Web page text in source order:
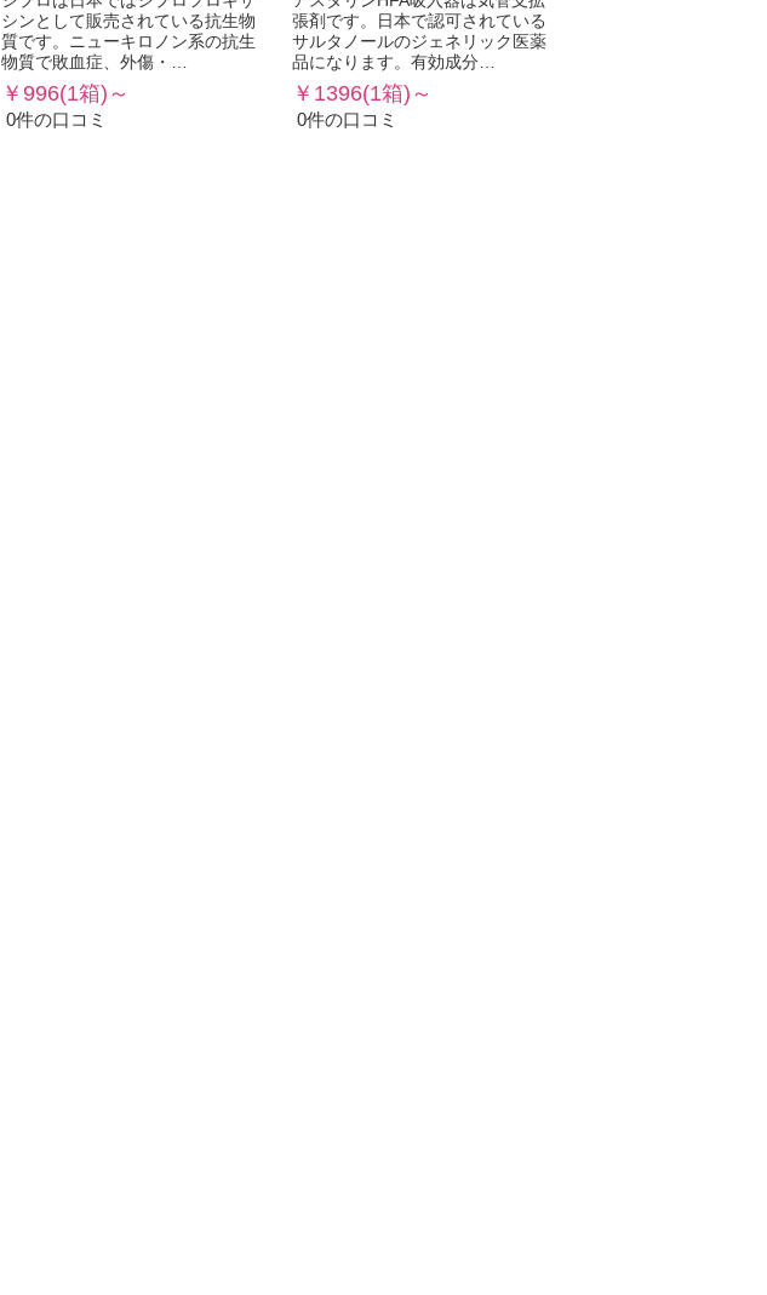
シンとして販売されている抗生物
質です。ニューキロノン系の抗生
物質で敗血症、外傷・…
￥996(1箱)～
0件の口コミ
張剤です。日本で認可されている
サルタノールのジェネリック医薬
品になります。有効成分…
￥1396(1箱)～
0件の口コミ